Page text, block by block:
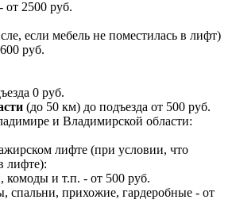
от 2500 руб.
если мебель не поместилась в лифт)
руб.
0 руб.
(до 50 км) до подъезда от 500 руб.
и Владимирской области:
лифте (при условии, что
лифте):
и т.п. - от 500 руб.
спальни, прихожие, гардеробные - от